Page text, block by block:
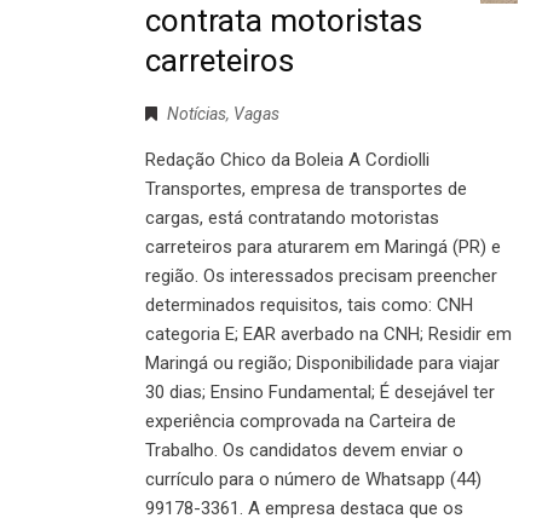
contrata motoristas
carreteiros
Notícias, Vagas
Redação Chico da Boleia A Cordiolli
Transportes, empresa de transportes de
cargas, está contratando motoristas
carreteiros para aturarem em Maringá (PR) e
região. Os interessados precisam preencher
determinados requisitos, tais como: CNH
categoria E; EAR averbado na CNH; Residir em
Maringá ou região; Disponibilidade para viajar
30 dias; Ensino Fundamental; É desejável ter
experiência comprovada na Carteira de
Trabalho. Os candidatos devem enviar o
currículo para o número de Whatsapp (44)
99178-3361. A empresa destaca que os